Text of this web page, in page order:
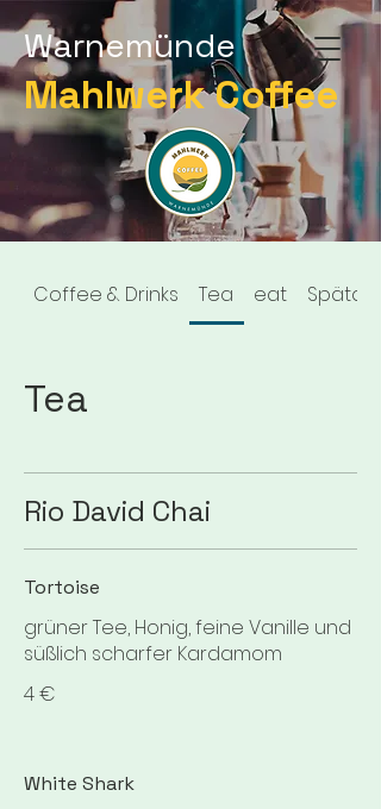
Warnemünde
Mahlwerk Coffee
Coffee & Drinks Tea eat
Tea
Rio David Chai
Tortoise
grüner Tee, Honig, feine Vanille und
süßlich scharfer Kardamom
4 €
White Shark